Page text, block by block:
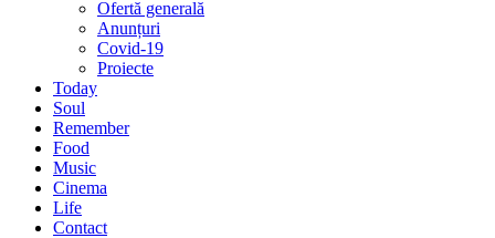
Ofertă generală
Anunțuri
Covid-19
Proiecte
Today
Soul
Remember
Food
Music
Cinema
Life
Contact